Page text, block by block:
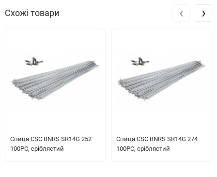
Схожі товари
Спиця CSC BNRS SR14G 252
100PC, сріблястий
Спиця CSC BNRS SR14G 274
100PC, сріблястий
‹ ›